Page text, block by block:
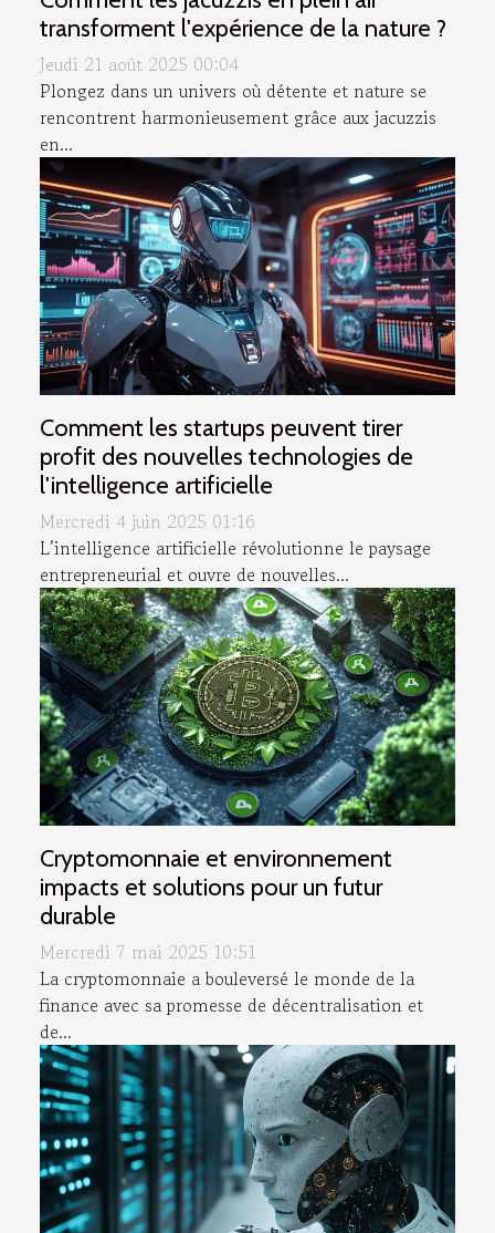
transforment l'expérience de la nature ?
Jeudi 21 août 2025 00:04
Plongez dans un univers où détente et nature se
rencontrent harmonieusement grâce aux jacuzzis
en...
Comment les startups peuvent tirer
profit des nouvelles technologies de
l'intelligence artificielle
Mercredi 4 juin 2025 01:16
L’intelligence artificielle révolutionne le paysage
entrepreneurial et ouvre de nouvelles...
Cryptomonnaie et environnement
impacts et solutions pour un futur
durable
Mercredi 7 mai 2025 10:51
La cryptomonnaie a bouleversé le monde de la
finance avec sa promesse de décentralisation et
de...